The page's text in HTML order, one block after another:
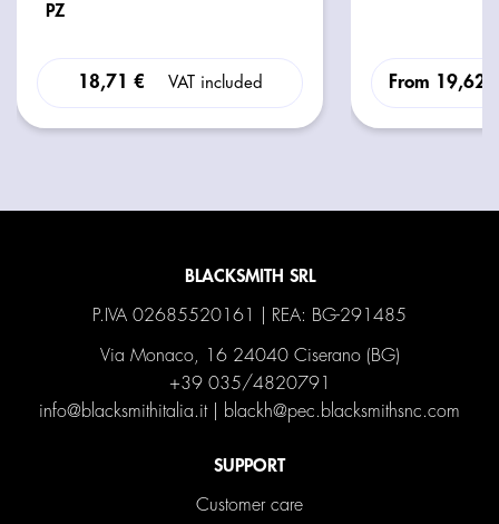
PZ
18,71 € VAT included From 19,62
BLACKSMITH SRL
P.IVA 02685520161 | REA: BG-291485
Via Monaco, 16 24040 Ciserano (BG)
+39 035/4820791
info@blacksmithitalia.it| blackh@pec.blacksmithsnc.com
SUPPORT
Customer care